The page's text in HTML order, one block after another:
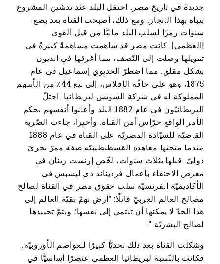
جديدةً في تاريخ مصر. احتفل البلد عند تدشين المشروع
بتباه بهذا الإنجاز. ومع ذلك، أصبحت القناة بعد بضع
سنوات رمزًا لسلب البلد ماليًّا من قبل القوى
[العظمى]. كانت مصر قد ساهمت مساهمةً كبيرةً في
تمويلها وصلت إلى النّصف، مما أغرقها في الديون
بشكل مقلق. مما اضطرّ الخديوي إسماعيل في عام
1875، وهو على حافّة الإفلاس، إلى بيع 44٪ من الأسهم
المملوكة له في شركة السويس لبريطانيا. احتلّ
البريطانيّون في عام 1882 البلد وأعلنوا أنفسهم بحكم
الأمر الواقع حرّاس أمن القناة. وأخيرا، جاءت الضّربة
القاضيّة للسيّادة المصريّة على القناة في عام 1888
عندما منحتها معاهدة القسطنطينيّة صفة ممرّ بحريّ
دوليّ. قبلها بثلاث سنوات، لخّص إرنست رينان في
معرض الاحتفاء بأعمال فرديناند دي ليسبس في
الأكاديميّة الفرنسيّة سلب حقوق مصر في القناة لصالح
مصالح العالم الغربيّ قائلًا: "أرض تهمّ بقيّة العالم إلى
هذا الحدّ لا يمكنها أن تنتمي إلى نفسها؛ ويتمّ تحييدها
لصالح البشريّة ".
وشكلت القناة بعد ذلك تحديًّا كبيرًا للعواصم الأوروبيّة.
فكانت بالنّسبة لبريطانيا العظمى عنصرًا أساسيًّا في